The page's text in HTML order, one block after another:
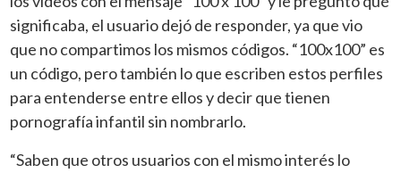
significaba, el usuario dejó de responder, ya que vio
que no compartimos los mismos códigos. “100x100” es
un código, pero también lo que escriben estos perfiles
para entenderse entre ellos y decir que tienen
pornografía infantil sin nombrarlo.
“Saben que otros usuarios con el mismo interés lo